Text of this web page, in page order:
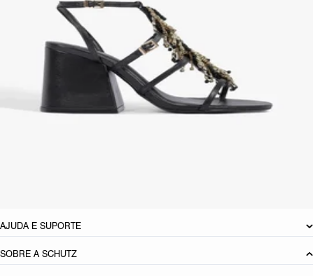
miçangas metalizadas em tons terrosos na tira central, criando um
efeito marcante no cabedal com tiras finas. Por sua vez, o confortável
salto bloco geométrico completa o visual impactante, fazendo dessa
sandália a aposta ideal para produções que pedem elegância com um
estilo autêntico. Aposte!
CARACTERÍSTICAS
AJUDA E SUPORTE
SOBRE A SCHUTZ